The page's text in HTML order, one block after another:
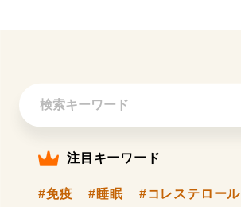
注目キーワード
#免疫 #睡眠 #コレステロール